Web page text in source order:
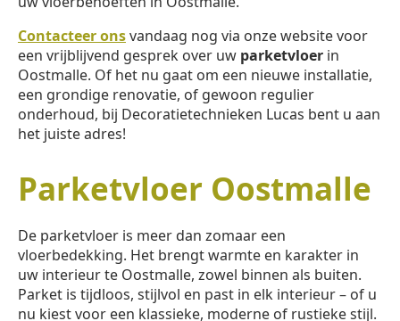
Contacteer onsvandaag nog via onze website voor
een vrijblijvend gesprek over uw parketvloer in
Oostmalle. Of het nu gaat om een nieuwe installatie,
een grondige renovatie, of gewoon regulier
onderhoud, bij Decoratietechnieken Lucas bent u aan
het juiste adres!
Parketvloer Oostmalle
De parketvloer is meer dan zomaar een
vloerbedekking. Het brengt warmte en karakter in
uw interieur te Oostmalle, zowel binnen als buiten.
Parket is tijdloos, stijlvol en past in elk interieur – of u
nu kiest voor een klassieke, moderne of rustieke stijl.